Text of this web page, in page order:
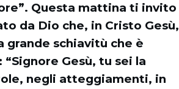
Questa mattina ti invito
da Dio che, in Cristo Gesù,
grande schiavitù che è
Gesù, tu sei la
negli atteggiamenti, in